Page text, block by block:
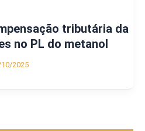
tributária da
no PL do metanol
2025